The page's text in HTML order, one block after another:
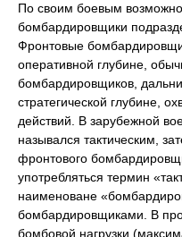
По своим боевым
бомбардировщики
Фронтовые
оперативной глубине,
бомбардировщиков,
стратегической глубине,
действий. В зарубежной
назывался тактическим,
фронтового
употребляться термин
наименоване
бомбардировщиками. В
бомбовой нагрузки